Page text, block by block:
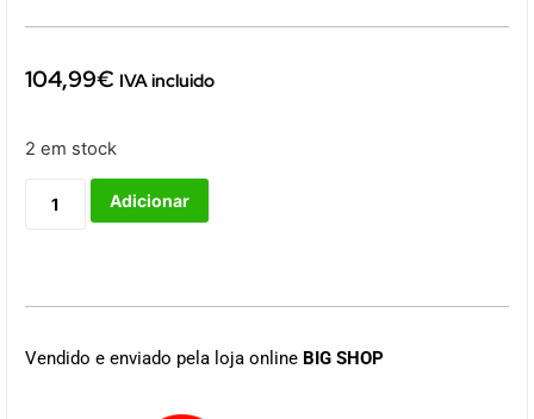
104,99€ IVA incluido
2 em stock
Adicionar
Vendido e enviado pela loja online BIG SHOP